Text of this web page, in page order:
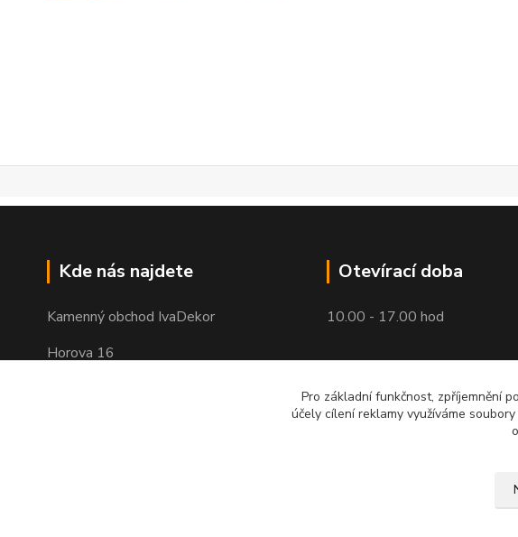
Kde nás najdete
Kamenný obchod IvaDekor
Horova 16
Otevírací doba
10.00 - 17.00 hod
Pro základní funkčnost, zpříjemnění
účely cílení reklamy využíváme